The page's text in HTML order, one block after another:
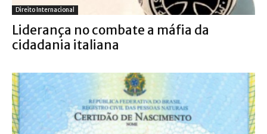
Direito Internacional
Liderança no combate a máfia da
cidadania italiana